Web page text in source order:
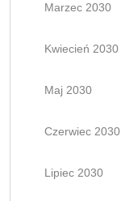
Marzec 2030
Kwiecień 2030
Maj 2030
Czerwiec 2030
Lipiec 2030